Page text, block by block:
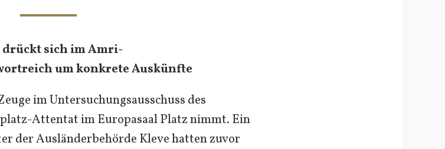
drückt sich im Amri-
um konkrete Auskünfte
im Untersuchungsausschuss des
Attentat im Europasaal Platz nimmt. Ein
der Ausländerbehörde Kleve hatten zuvor